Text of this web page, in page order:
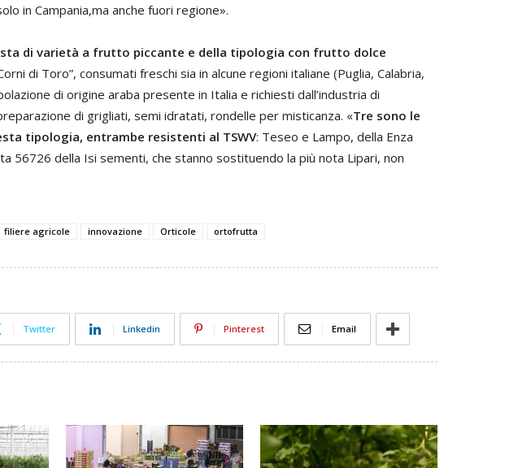
in Campania,ma anche fuori regione».
di varietà a frutto piccante e della tipologia con frutto dolce
di Toro”, consumati freschi sia in alcune regioni italiane (Puglia, Calabria,
di origine araba presente in Italia e richiesti dall’industria di
di grigliati, semi idratati, rondelle per misticanza. «Tre sono le
tipologia, entrambe resistenti al TSWV: Teseo e Lampo, della Enza
56726 della Isi sementi, che stanno sostituendo la più nota Lipari, non
filiere agricole innovazione Orticole ortofrutta
Twitter Linkedin Pinterest Email